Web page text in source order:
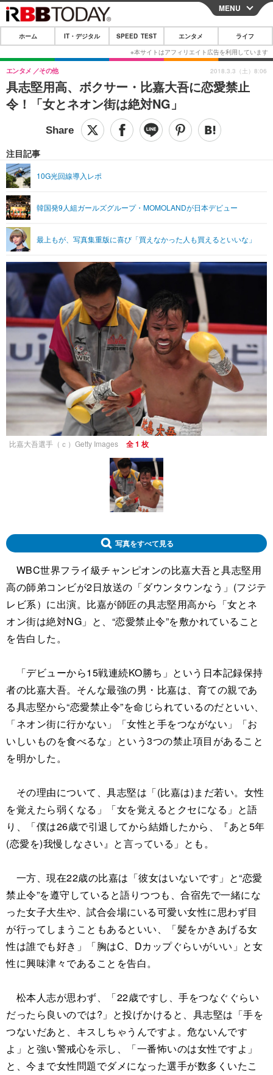
CLOSE
ホーム
IT・デジタル
IT・デジタルTOP スマートフォン
ショッピング その他
SPEED TEST
エンタメTOP 映画・ドラマ
グラビア ブログ
ショッピング その他
ライフTOP
リリース一覧
プッシュ通知の停止方法
MENU
ホーム IT・デジタル SPEED TEST エンタメ ライフ
具志堅用高、ボクサー・比嘉大吾に恋愛禁止
令！「女とネオン街は絶対NG」
エンタメ その他
注目記事
10G光回線導入レポ
韓国発9人組ガールズグループ・MOMOLANDが日本デビュー
最上もが、写真集重版に喜び「買えなかった人も買えるといいな」
2018.3.3（土）8:06
比嘉大吾選手（ｃ）Getty Images 全 1 枚
写真をすべて見る
WBC世界フライ級チャンピオンの比嘉大吾と具志堅用
高の師弟コンビが2日放送の「ダウンタウンなう」(フジテ
レビ系）に出演。比嘉が師匠の具志堅用高から「女とネ
オン街は絶対NG」と、“恋愛禁止令”を敷かれていること
を告白した。
「デビューから15戦連続KO勝ち」という日本記録保持
者の比嘉大吾。そんな最強の男・比嘉は、育ての親であ
る具志堅から“恋愛禁止令”を命じられているのだといい、
「ネオン街に行かない」「女性と手をつながない」「お
いしいものを食べるな」という3つの禁止項目があること
を明かした。
その理由について、具志堅は「(比嘉は)まだ若い。女性
を覚えたら弱くなる」「女を覚えるとクセになる」と語
り、「僕は26歳で引退してから結婚したから、『あと5年
(恋愛を)我慢しなさい』と言っている」とも。
一方、現在22歳の比嘉は「彼女はいないです」と“恋愛
禁止令”を遵守していると語りつつも、合宿先で一緒にな
った女子大生や、試合会場にいる可愛い女性に思わず目
が行ってしまうこともあるといい、「髪をかきあげる女
性は誰でも好き」「胸はC、Dカップぐらいがいい」と女
性に興味津々であることを告白。
松本人志が思わず、「22歳ですし、手をつなぐぐらい
だったら良いのでは?」と投げかけると、具志堅は「手を
つないだあと、キスしちゃうんですよ。危ないんです
よ」と強い警戒心を示し、「一番怖いのは女性ですよ」
と、今まで女性問題でダメになった選手が数多くいたこ